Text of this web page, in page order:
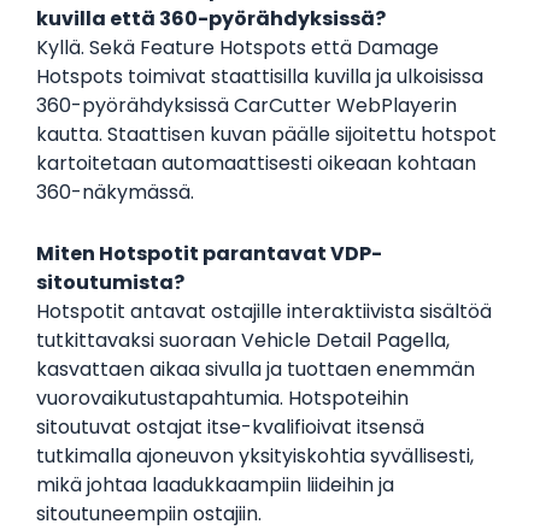
kuvilla että 360-pyörähdyksissä?
Kyllä. Sekä Feature Hotspots että Damage
Hotspots toimivat staattisilla kuvilla ja ulkoisissa
360-pyörähdyksissä CarCutter WebPlayerin
kautta. Staattisen kuvan päälle sijoitettu hotspot
kartoitetaan automaattisesti oikeaan kohtaan
360-näkymässä.
Miten Hotspotit parantavat VDP-
sitoutumista?
Hotspotit antavat ostajille interaktiivista sisältöä
tutkittavaksi suoraan Vehicle Detail Pagella,
kasvattaen aikaa sivulla ja tuottaen enemmän
vuorovaikutustapahtumia. Hotspoteihin
sitoutuvat ostajat itse-kvalifioivat itsensä
tutkimalla ajoneuvon yksityiskohtia syvällisesti,
mikä johtaa laadukkaampiin liideihin ja
sitoutuneempiin ostajiin.